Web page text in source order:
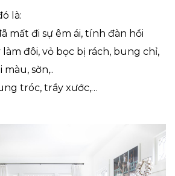
là:
mất đi sự êm ái, tính đàn hồi
đôi, vỏ bọc bị rách, bung chỉ,
sờn,..
tróc, trầy xước,…